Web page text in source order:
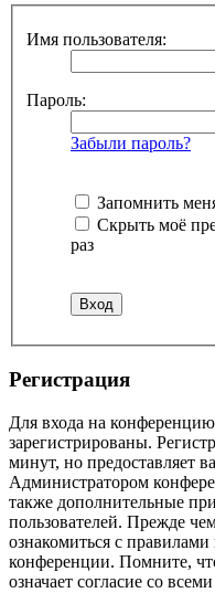
Имя пользователя:
Пароль:
Забыли пароль?
Запомнить
Скрыть моё
раз
Регистрация
Для входа на
зарегистрированы.
минут, но предоставляет
Администратором
также дополнительные
пользователей. Прежде
ознакомиться с
конференции. Помните,
означает согласие со